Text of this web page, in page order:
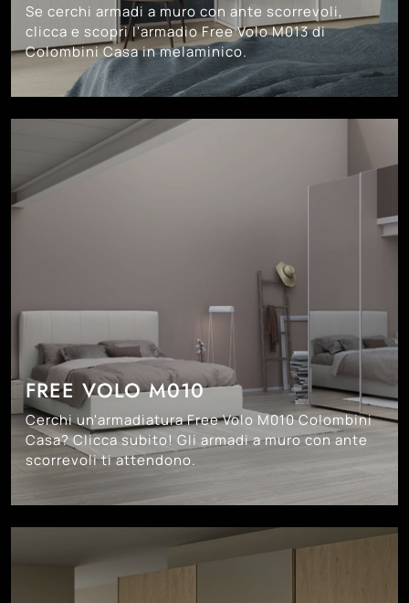
Se cerchi armadi a muro con ante scorrevoli,
clicca e scopri l'armadio Free Volo M013 di
Colombini Casa in melaminico.
FREE VOLO M010
Cerchi un'armadiatura Free Volo M010 Colombini
Casa? Clicca subito! Gli armadi a muro con ante
scorrevoli ti attendono.